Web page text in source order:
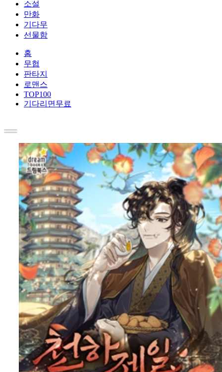
소설
만화
기다무
선물함
홈
무협
판타지
로맨스
TOP100
기다리면무료